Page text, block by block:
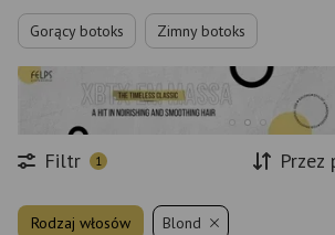
Gorący botoks Zimny botoks
Filtr 1 Przez
Rodzaj włosów Blond